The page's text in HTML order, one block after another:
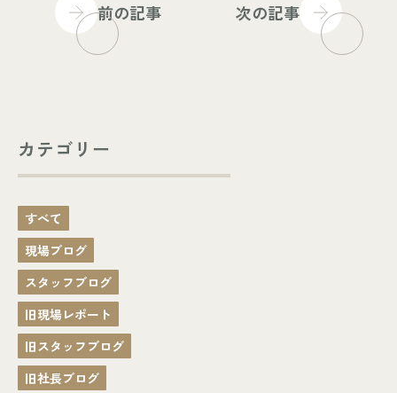
カテゴリー
すべて
現場ブログ
スタッフブログ
旧現場レポート
旧スタッフブログ
旧社長ブログ
前の記事 次の記事